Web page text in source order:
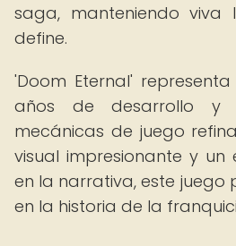
saga, manteniendo viva
define.
'Doom Eternal'
años de desarrollo y
mecánicas de juego
visual impresionante y
en la narrativa, este juego
en la historia de la